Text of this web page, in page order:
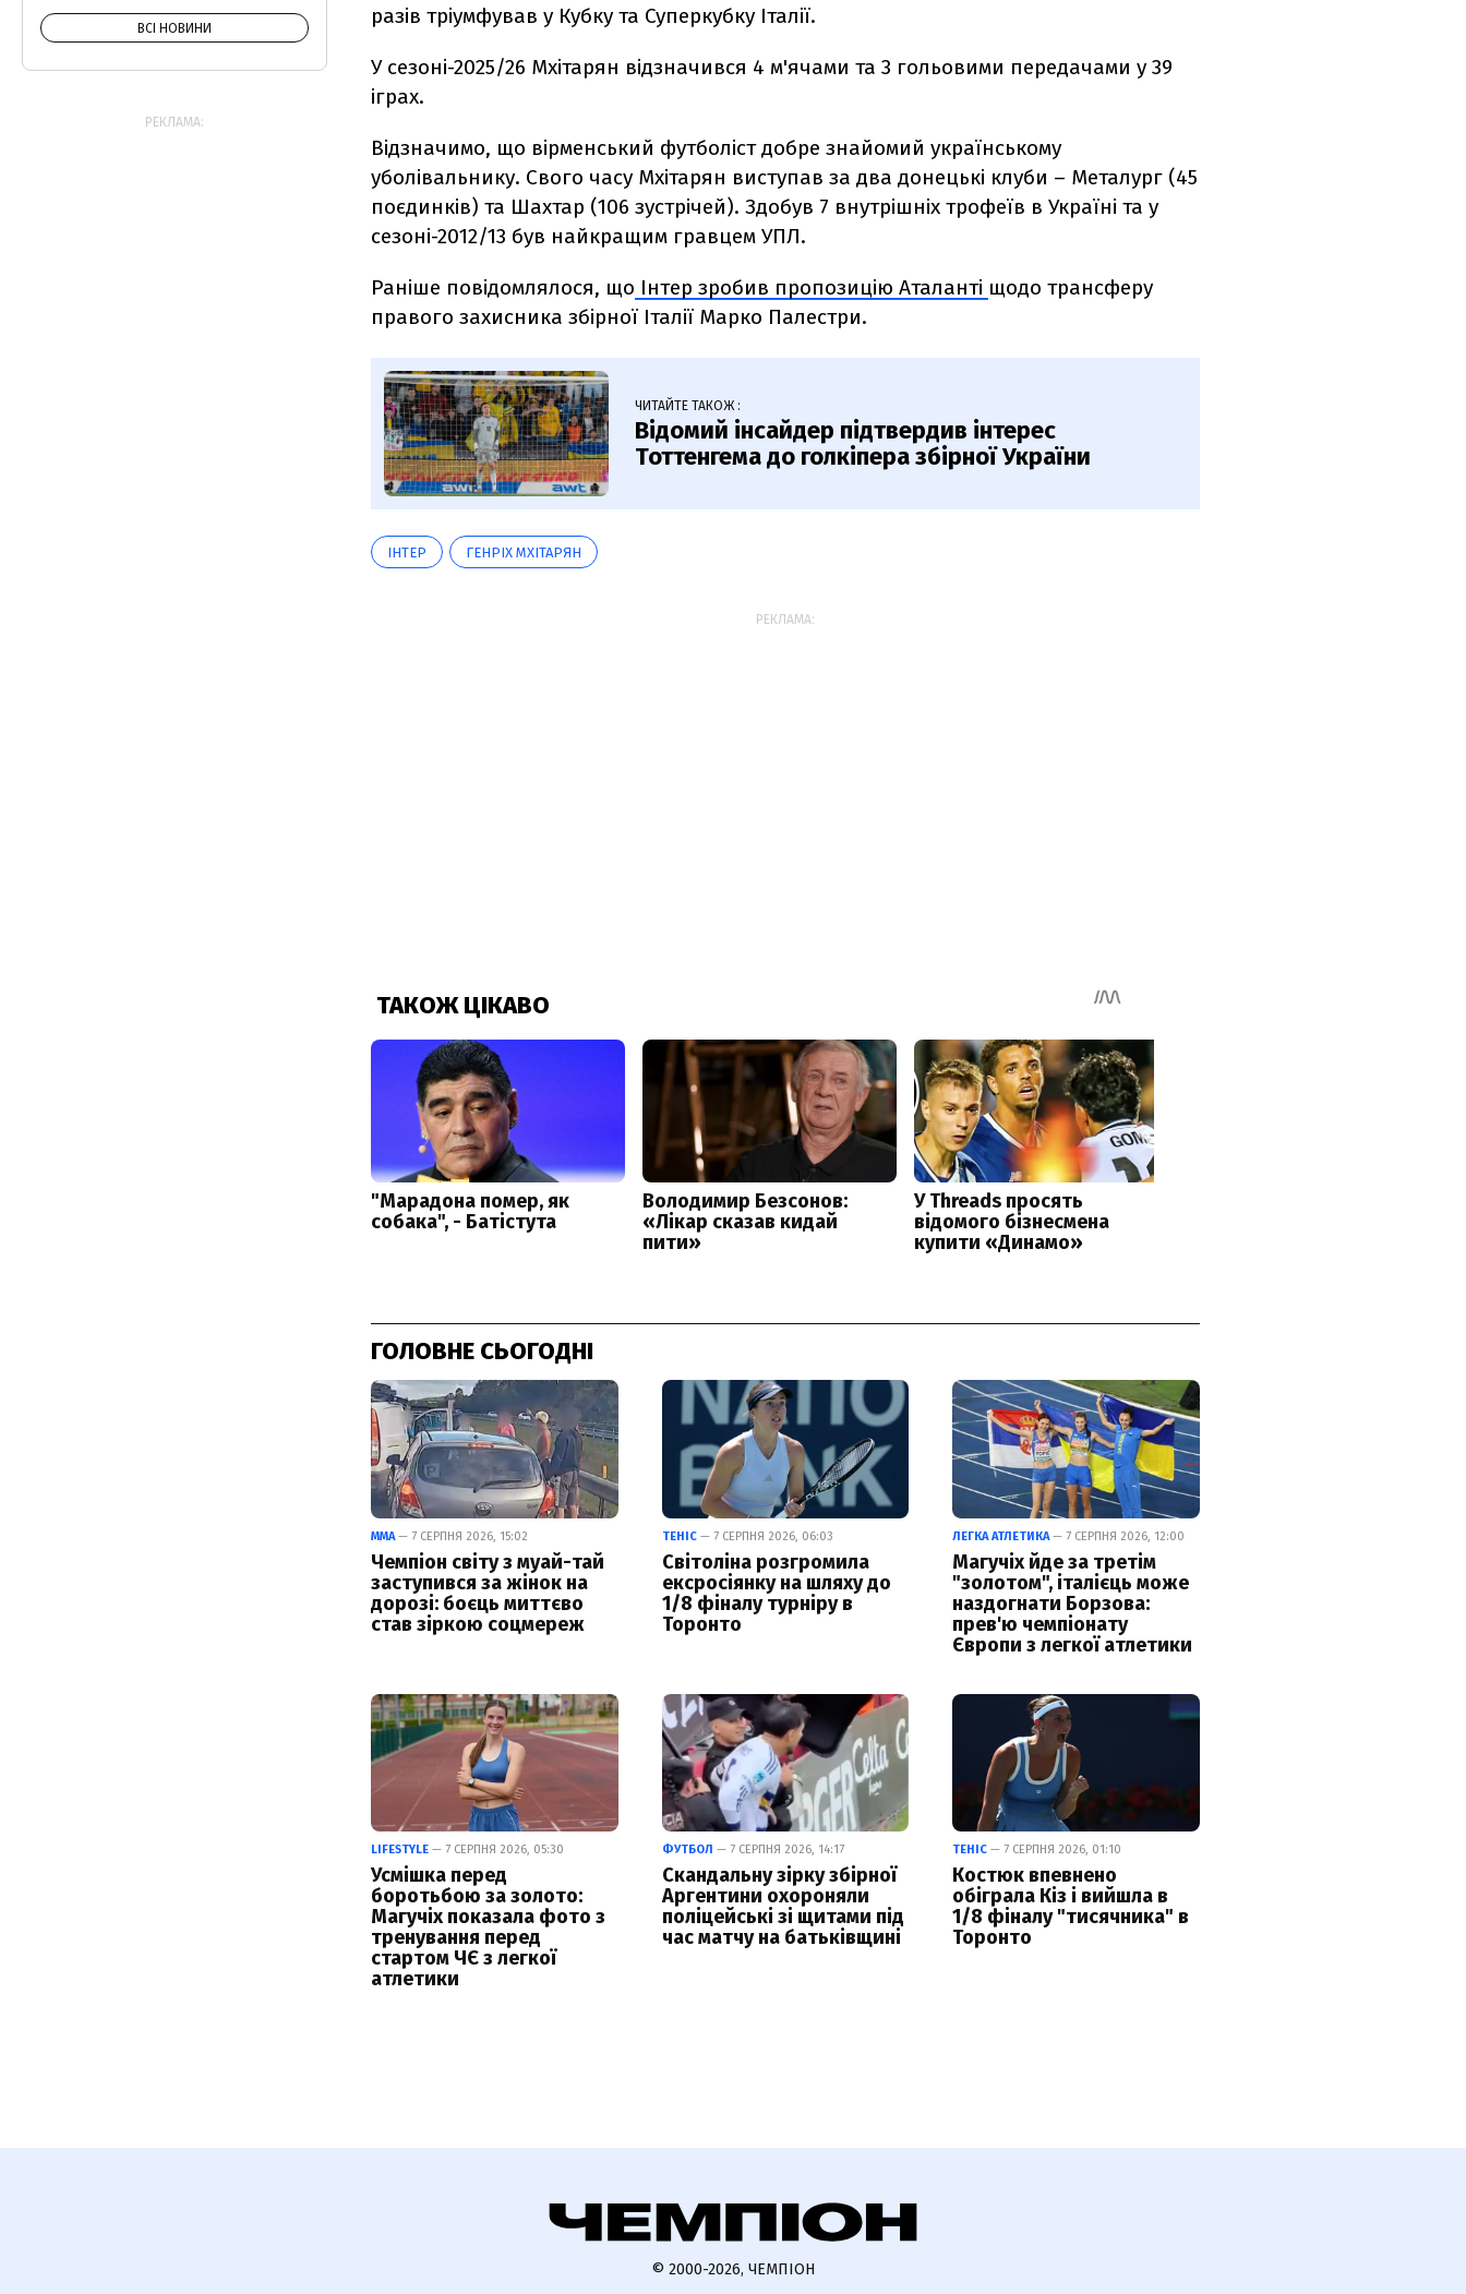
разів тріумфував у Кубку та Суперкубку Італії.
У сезоні-2025/26 Мхітарян відзначився 4 м'ячами та 3 гольовими передачами у 39
іграх.
Відзначимо, що вірменський футболіст добре знайомий українському
уболівальнику. Свого часу Мхітарян виступав за два донецькі клуби – Металург (45
поєдинків) та Шахтар (106 зустрічей). Здобув 7 внутрішніх трофеїв в Україні та у
сезоні-2012/13 був найкращим гравцем УПЛ.
Раніше повідомлялося, що Інтер зробив пропозицію Аталанті щодо трансферу
правого захисника збірної Італії Марко Палестри.
ЧИТАЙТЕ ТАКОЖ :
Відомий інсайдер підтвердив інтерес
Тоттенгема до голкіпера збірної України
ІНТЕР ГЕНРІХ МХІТАРЯН
РЕКЛАМА:
ГОЛОВНЕ СЬОГОДНІ
ММА— 7 СЕРПНЯ 2026, 15:02
Чемпіон світу з муай-тай
заступився за жінок на
дорозі: боєць миттєво
став зіркою соцмереж
ТЕНІС— 7 СЕРПНЯ 2026, 06:03
Світоліна розгромила
ексросіянку на шляху до
1/8 фіналу турніру в
Торонто
ЛЕГКА АТЛЕТИКА— 7 СЕРПНЯ 2026, 12:00
Магучіх йде за третім
"золотом", італієць може
наздогнати Борзова:
прев'ю чемпіонату
Європи з легкої атлетики
LIFESTYLE — 7 СЕРПНЯ 2026, 05:30
Усмішка перед
боротьбою за золото:
Магучіх показала фото з
тренування перед
стартом ЧЄ з легкої
атлетики
ФУТБОЛ — 7 СЕРПНЯ 2026, 14:17
Скандальну зірку збірної
Аргентини охороняли
поліцейські зі щитами під
час матчу на батьківщині
ТЕНІС — 7 СЕРПНЯ 2026, 01:10
Костюк впевнено
обіграла Кіз і вийшла в
1/8 фіналу "тисячника" в
Торонто
ВСІ НОВИНИ
РЕКЛАМА:
© 2000-2026, ЧЕМПІОН